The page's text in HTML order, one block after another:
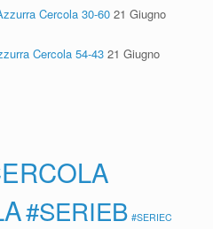
Cercola 30-60 21 Giugno
Cercola 54-43 21 Giugno
#SERIEB #SERIEC